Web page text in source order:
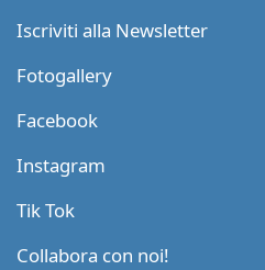
Iscriviti alla Newsletter
Fotogallery
Facebook
Instagram
Tik Tok
Collabora con noi!